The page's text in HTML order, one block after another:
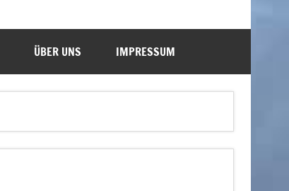
ÜBER UNS IMPRESSUM